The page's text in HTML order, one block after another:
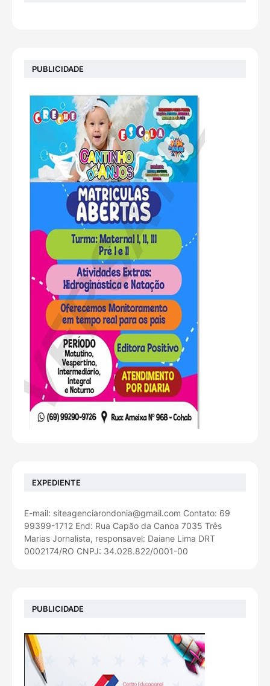
PUBLICIDADE
EXPEDIENTE
E-mail: siteagenciarondonia@gmail.com Contato: 69
99399-1712 End: Rua Capão da Canoa 7035 Três
Marias Jornalista, responsavel: Daiane Lima DRT
0002174/RO CNPJ: 34.028.822/0001-00
PUBLICIDADE